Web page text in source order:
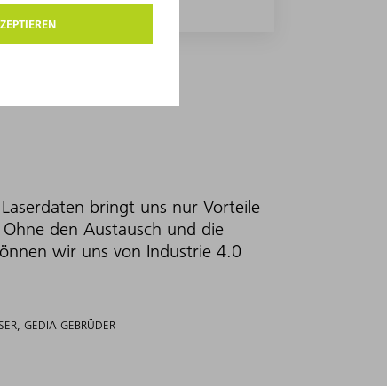
bringt uns nur Vorteile
den Austausch und die
wir uns von Industrie 4.0
GEDIA GEBRÜDER